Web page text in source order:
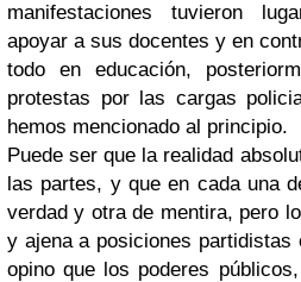
manifestaciones tuvieron
apoyar a sus docentes y en
todo en educación,
protestas por las cargas
hemos mencionado al principio.
Puede ser que la realidad
las partes, y que en cada una
verdad y otra de mentira, pero
y ajena a posiciones partidistas
opino que los poderes